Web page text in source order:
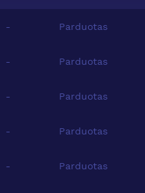
- Parduotas
- Parduotas
- Parduotas
- Parduotas
- Parduotas